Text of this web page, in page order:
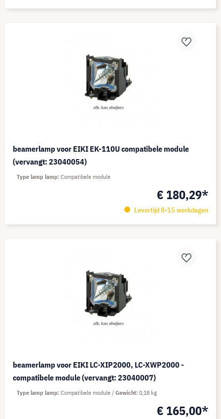
beamerlamp voor EIKI EK-110U compatibele module
(vervangt: 23040054)
€ 180,29*
Levertijd 8-15 werkdagen
Type lamp lamp Compatibele module
beamerlamp voor EIKI LC-XIP2000, LC-XWP2000 -
compatibele module (vervangt: 23040007)
€ 165,00*
Type lamp lamp Compatibele module Gewicht 0,18 kg